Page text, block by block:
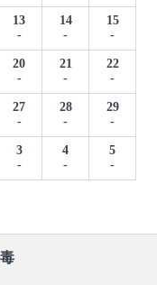
13
-
14
-
15
-
20
-
21
-
22
-
27
-
28
-
29
-
3
-
4
-
5
-